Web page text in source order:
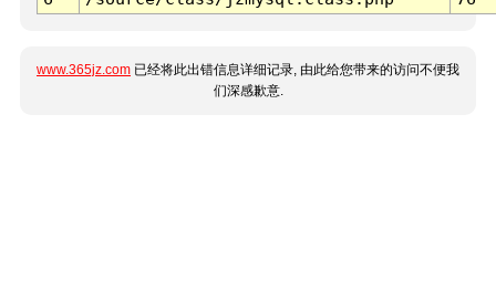
www.365jz.com 已经将此出错信息详细记录, 由此给您带来的访问不便我
们深感歉意.